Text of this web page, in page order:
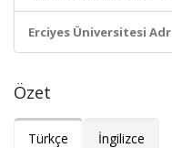
Erciyes Üniversitesi
Özet
Türkçe İngilizce